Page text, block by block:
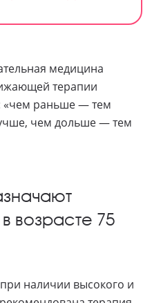
медицина
терапии
«чем раньше — тем
чем дольше — тем
возрасте 75
наличии высокого и